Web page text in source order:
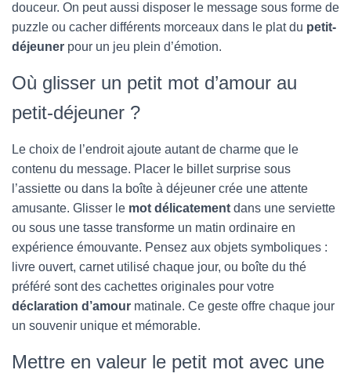
douceur. On peut aussi disposer le message sous forme de
puzzle ou cacher différents morceaux dans le plat du petit-
déjeuner pour un jeu plein d’émotion.
Où glisser un petit mot d’amour au
petit-déjeuner ?
Le choix de l’endroit ajoute autant de charme que le
contenu du message. Placer le billet surprise sous
l’assiette ou dans la boîte à déjeuner crée une attente
amusante. Glisser le mot délicatement dans une serviette
ou sous une tasse transforme un matin ordinaire en
expérience émouvante. Pensez aux objets symboliques :
livre ouvert, carnet utilisé chaque jour, ou boîte du thé
préféré sont des cachettes originales pour votre
déclaration d’amour matinale. Ce geste offre chaque jour
un souvenir unique et mémorable.
Mettre en valeur le petit mot avec une